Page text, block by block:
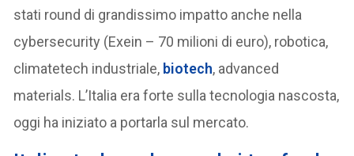
stati round di grandissimo impatto anche nella
cybersecurity (Exein – 70 milioni di euro), robotica,
climatetech industriale, biotech, advanced
materials. L’Italia era forte sulla tecnologia nascosta,
oggi ha iniziato a portarla sul mercato.